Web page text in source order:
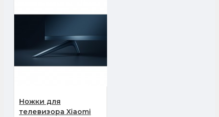
Ножки для
телевизора Xiaomi